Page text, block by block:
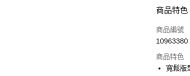
運送方式
付款後全
商品特色
商品編號
10963380
商品特色
寬鬆版